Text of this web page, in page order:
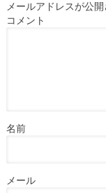
メールアドレスが公
コメント
名前
メール